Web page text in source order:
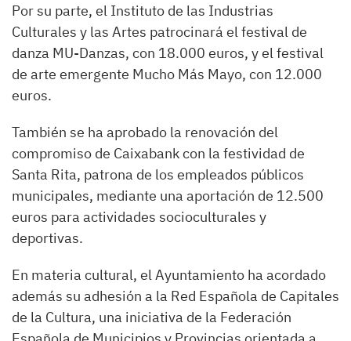
Por su parte, el Instituto de las Industrias
Culturales y las Artes patrocinará el festival de
danza MU-Danzas, con 18.000 euros, y el festival
de arte emergente Mucho Más Mayo, con 12.000
euros.
También se ha aprobado la renovación del
compromiso de Caixabank con la festividad de
Santa Rita, patrona de los empleados públicos
municipales, mediante una aportación de 12.500
euros para actividades socioculturales y
deportivas.
En materia cultural, el Ayuntamiento ha acordado
además su adhesión a la Red Española de Capitales
de la Cultura, una iniciativa de la Federación